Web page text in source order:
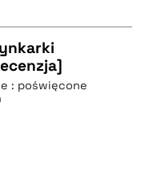
: poświęcone